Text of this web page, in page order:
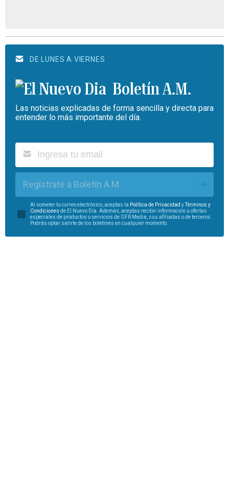
DE LUNES A VIERNES
Boletín A.M.
Las noticias explicadas de forma sencilla y directa para
entender lo más importante del día.
Regístrate a Boletín A.M.
Al someter tu correo electrónico, aceptas la Política de Privacidad yTérminos y
Condiciones de El Nuevo Día. Además, aceptas recibir información u ofertas
especiales de productos o servicios de GFR Media, sus afiliadas o de terceros.
Podrás optar salirte de los boletines en cualquier momento.